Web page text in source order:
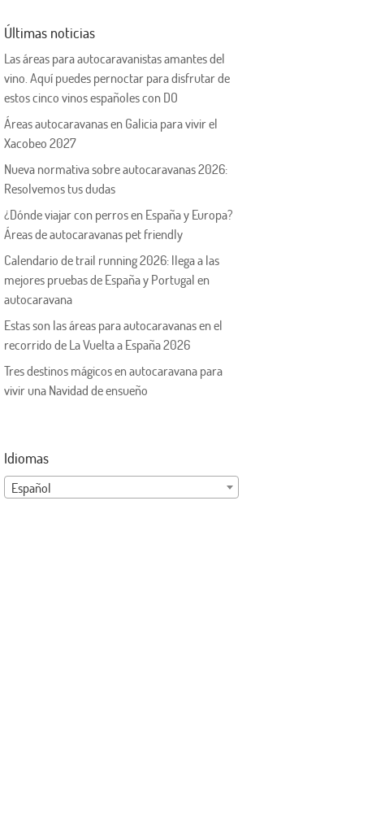
Últimas noticias
Las áreas para autocaravanistas amantes del
vino. Aquí puedes pernoctar para disfrutar de
estos cinco vinos españoles con DO
Áreas autocaravanas en Galicia para vivir el
Xacobeo 2027
Nueva normativa sobre autocaravanas 2026:
Resolvemos tus dudas
¿Dónde viajar con perros en España y Europa?
Áreas de autocaravanas pet friendly
Calendario de trail running 2026: llega a las
mejores pruebas de España y Portugal en
autocaravana
Estas son las áreas para autocaravanas en el
recorrido de La Vuelta a España 2026
Tres destinos mágicos en autocaravana para
vivir una Navidad de ensueño
Idiomas
Español